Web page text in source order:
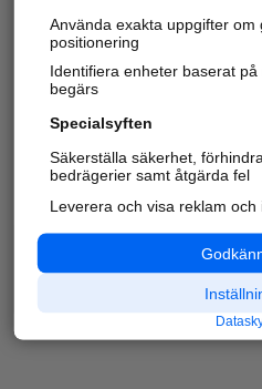
Använda exakta uppgifter om
positionering
Identifiera enheter baserat
begärs
Specialsyften
Säkerställa säkerhet,
bedrägerier samt åtgärda fel
Leverera och visa reklam och